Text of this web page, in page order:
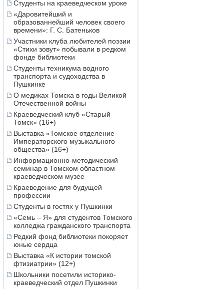
Студенты на краеведческом уроке
«Даровитейший и
образованнейший человек своего
времени»: Г. С. Батеньков
Участники клуба любителей поэзии
«Стихи зовут» побывали в редком
фонде библиотеки
Студенты техникума водного
транспорта и судоходства в
Пушкинке
О медиках Томска в годы Великой
Отечественной войны
Краеведческий клуб «Старый
Томск» (16+)
Выставка «Томское отделение
Императорского музыкального
общества» (16+)
Информационно-методический
семинар в Томском областном
краеведческом музее
Краеведение для будущей
профессии
Студенты в гостях у Пушкинки
«Семь – Я» для студентов Томского
колледжа гражданского транспорта
Редкий фонд библиотеки покоряет
юные сердца
Выставка «К истории томской
фтизиатрии» (12+)
Школьники посетили историко-
краеведческий отдел Пушкинки